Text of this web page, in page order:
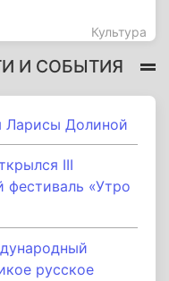
Культура
И СОБЫТИЯ
Ларисы Долиной
III
фестиваль «Утро
русское